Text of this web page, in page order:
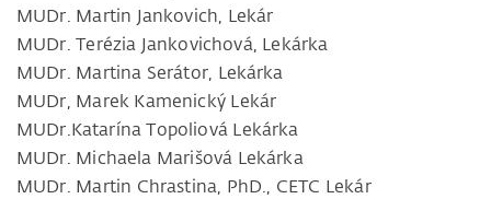
MUDr. Martin Jankovich, Lekár
MUDr. Terézia Jankovichová, Lekárka
MUDr. Martina Serátor, Lekárka
MUDr, Marek Kamenický Lekár
MUDr.Katarína Topoliová Lekárka
MUDr. Michaela Marišová Lekárka
MUDr. Martin Chrastina, PhD., CETC Lekár